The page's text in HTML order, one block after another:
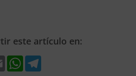
este artículo en:
EmailWhatsAppTelegram